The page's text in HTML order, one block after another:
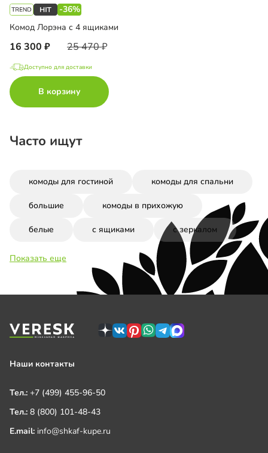
-36%
Комод Лорэна с 4 ящиками
16 300 25 470
Доступно для доставки
В корзину
Часто ищут
комоды для гостиной комоды для спальни
большие комоды в прихожую
белые с ящиками с зеркалом
Показать еще
Наши контакты
Тел.: +7 (499) 455-96-50
Тел.: 8 (800) 101-48-43
E.mail: info@shkaf-kupe.ru